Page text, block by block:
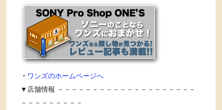
・ ワンズのホームページへ
▼店舗情報 －－－－－－－－－－－－－－－－－－－－
－－－－－－－－－